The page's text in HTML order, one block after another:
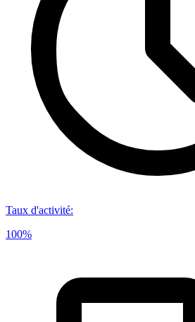
Taux d'activité:
100%